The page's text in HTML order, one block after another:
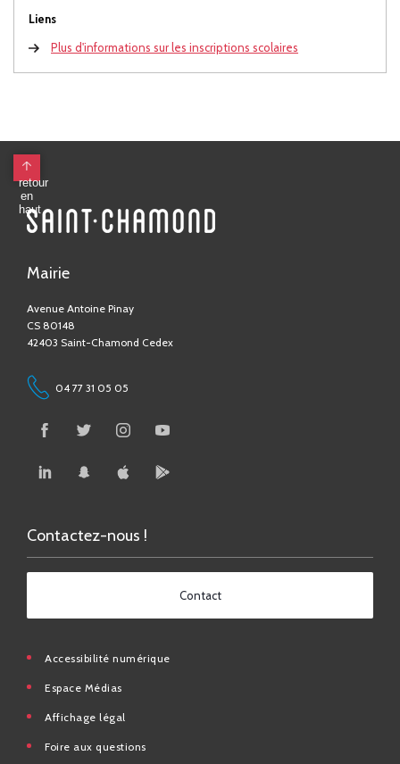
Liens
Plus d'informations sur les inscriptions scolaires
Mairie
Avenue Antoine Pinay
04 77 31 05 05
Contact
Accessibilité numérique